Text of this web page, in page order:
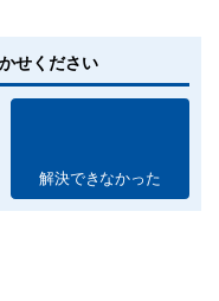
せください
解決できなかった